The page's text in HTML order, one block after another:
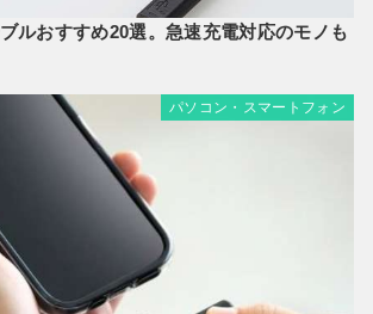
ルおすすめ20選。急速充電対応のモノも
パソコン・スマートフォン